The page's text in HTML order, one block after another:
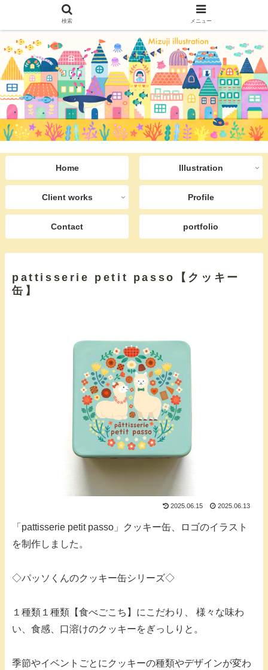
Home Illustration
Client works Profile
Contact portfolio
pattisserie petit passo【クッキー
缶】
2025.06.15 2025.06.13
「pattisserie petit passo」クッキー缶、ロゴのイラスト
を制作しました。
◇パッソくんのクッキー缶シリーズ◇
１種類１種類【食べごこち】にこだわり、 様々な味わ
い、食感、口溶けのクッキーをぎっしりと。
季節やイベントごとにクッキーの種類やデザインが変わ
検索 メニュー